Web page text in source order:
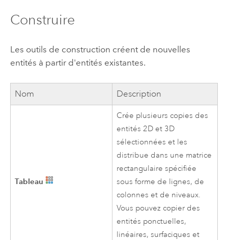
Construire
Les outils de construction créent de nouvelles
entités à partir d'entités existantes.
Nom Description
Tableau
Crée plusieurs copies des
entités 2D et 3D
sélectionnées et les
distribue dans une matrice
rectangulaire spécifiée
sous forme de lignes, de
colonnes et de niveaux.
Vous pouvez copier des
entités ponctuelles,
linéaires, surfaciques et